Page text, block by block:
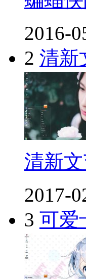
2016-
2 清新
清新
2017-
3 可爱